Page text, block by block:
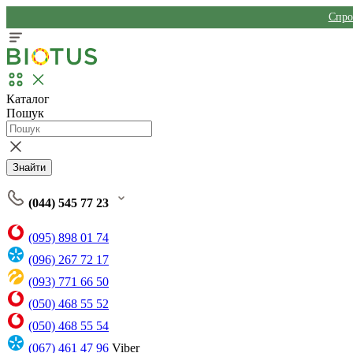
Каталог
Пошук
Знайти
(044) 545 77 23
(095) 898 01 74
(096) 267 72 17
(093) 771 66 50
(050) 468 55 52
(050) 468 55 54
(067) 461 47 96 Viber